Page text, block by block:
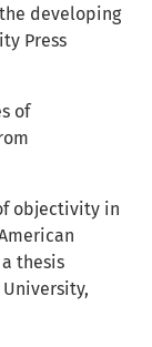
developing
Press
of
objectivity in
thesis